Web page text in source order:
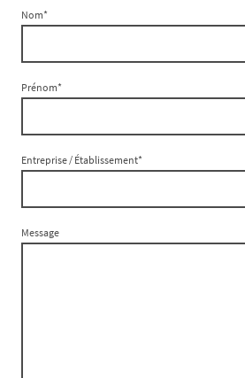
Nom*
Prénom*
Entreprise / Établissement*
Message